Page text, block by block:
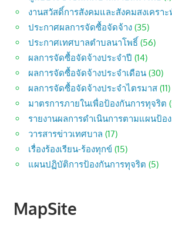
งานสวัสดิ์การสังคมและสังคมสงเคราะ
ประกาศผลการจัดซื้อจัดจ้าง (35)
ประกาศเทศบาลตำบลนาโพธิ์ (56)
ผลการจัดซื้อจัดจ้างประจำปี (14)
ผลการจัดซื้อจัดจ้างประจำเดือน (30)
ผลการจัดซื้อจัดจ้างประจำไตรมาส (11)
มาตรการภายในเพื่อป้องกันการทุจริต
รายงานผลการดำเนินการตามแผนป้อ
วารสารข่าวเทศบาล (17)
เรื่องร้องเรียน-ร้องทุกข์ (15)
แผนปฏิบัติการป้องกันการทุจริต (5)
MapSite